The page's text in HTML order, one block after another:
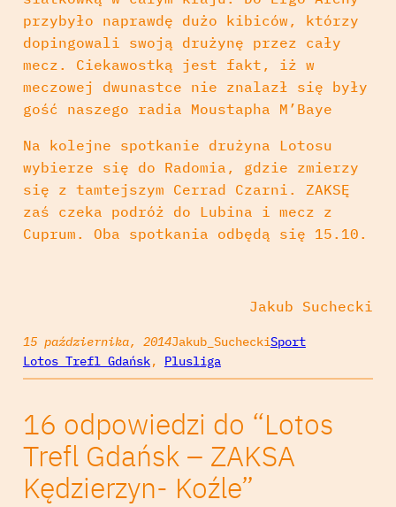
przybyło naprawdę dużo kibiców, którzy
dopingowali swoją drużynę przez cały
mecz. Ciekawostką jest fakt, iż w
meczowej dwunastce nie znalazł się były
gość naszego radia Moustapha M’Baye
Na kolejne spotkanie drużyna Lotosu
wybierze się do Radomia, gdzie zmierzy
się z tamtejszym Cerrad Czarni. ZAKSĘ
zaś czeka podróż do Lubina i mecz z
Cuprum. Oba spotkania odbędą się 15.10.
Jakub Suchecki
15 października, 2014Jakub_SucheckiSport
Lotos Trefl Gdańsk, Plusliga
16 odpowiedzi do “Lotos
Trefl Gdańsk – ZAKSA
Kędzierzyn- Koźle”